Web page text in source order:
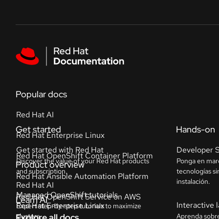
Popular docs
Red Hat AI
Red Hat Enterprise Linux
Red Hat OpenShift Container Platform
Red Hat Ansible Automation Platform
Red Hat OpenShift Service on AWS